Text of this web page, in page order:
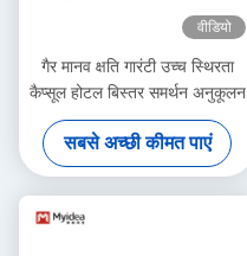
वीडियो
गैर मानव क्षति गारंटी उच्च स्थिरता
कैप्सूल होटल बिस्तर समर्थन अनुकूलन
सबसे अच्छी कीमत पाएं